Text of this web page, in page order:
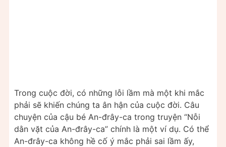
Trong cuộc đời, có những lỗi lầm mà một khi mắc
phải sẽ khiến chúng ta ân hận của cuộc đời. Câu
chuyện của cậu bé An-đrây-ca trong truyện “Nỗi
dằn vặt của An-đrây-ca” chính là một ví dụ. Có thể
An-đrây-ca không hề cố ý mắc phải sai lầm ấy,